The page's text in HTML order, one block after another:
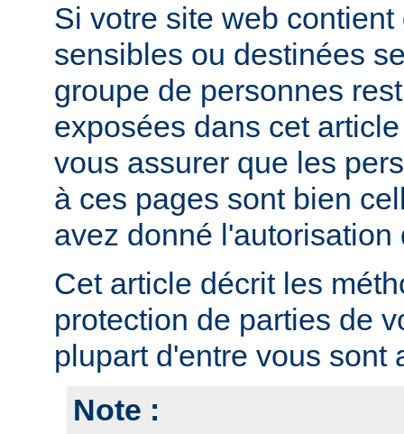
Si votre site web
sensibles ou destinées
groupe de personnes
exposées dans cet
vous assurer que les
à ces pages sont bien
avez donné l'autorisation
Cet article décrit les
protection de parties de
plupart d'entre vous sont
Note :